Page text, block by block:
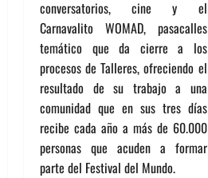
conversatorios, cine y el
Carnavalito WOMAD, pasacalles
temático que da cierre a los
procesos de Talleres, ofreciendo el
resultado de su trabajo a una
comunidad que en sus tres días
recibe cada año a más de 60.000
personas que acuden a formar
parte del Festival del Mundo.